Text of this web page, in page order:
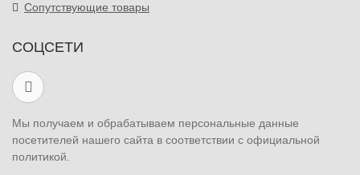
Сопутствующие товары
СОЦСЕТИ
Мы получаем и обрабатываем персональные данные
посетителей нашего сайта в соответствии с официальной
политикой.